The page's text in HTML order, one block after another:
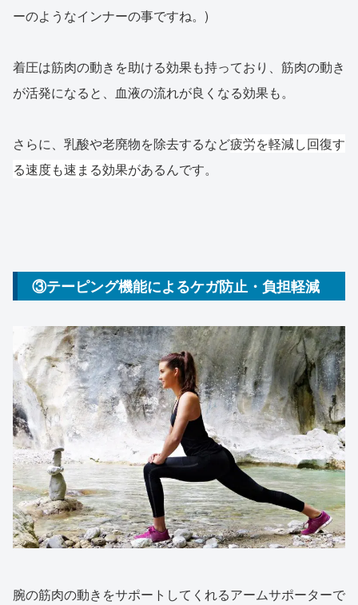
ーのようなインナーの事ですね。)
着圧は筋肉の動きを助ける効果も持っており、筋肉の動き
が活発になると、血液の流れが良くなる効果も。
さらに、乳酸や老廃物を除去するなど疲労を軽減し回復す
る速度も速まる効果があるんです。
③テーピング機能によるケガ防止・負担軽減
腕の筋肉の動きをサポートしてくれるアームサポーターで